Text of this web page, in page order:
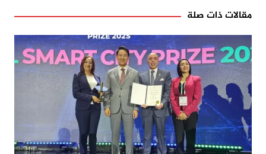
مقالات ذات صلة